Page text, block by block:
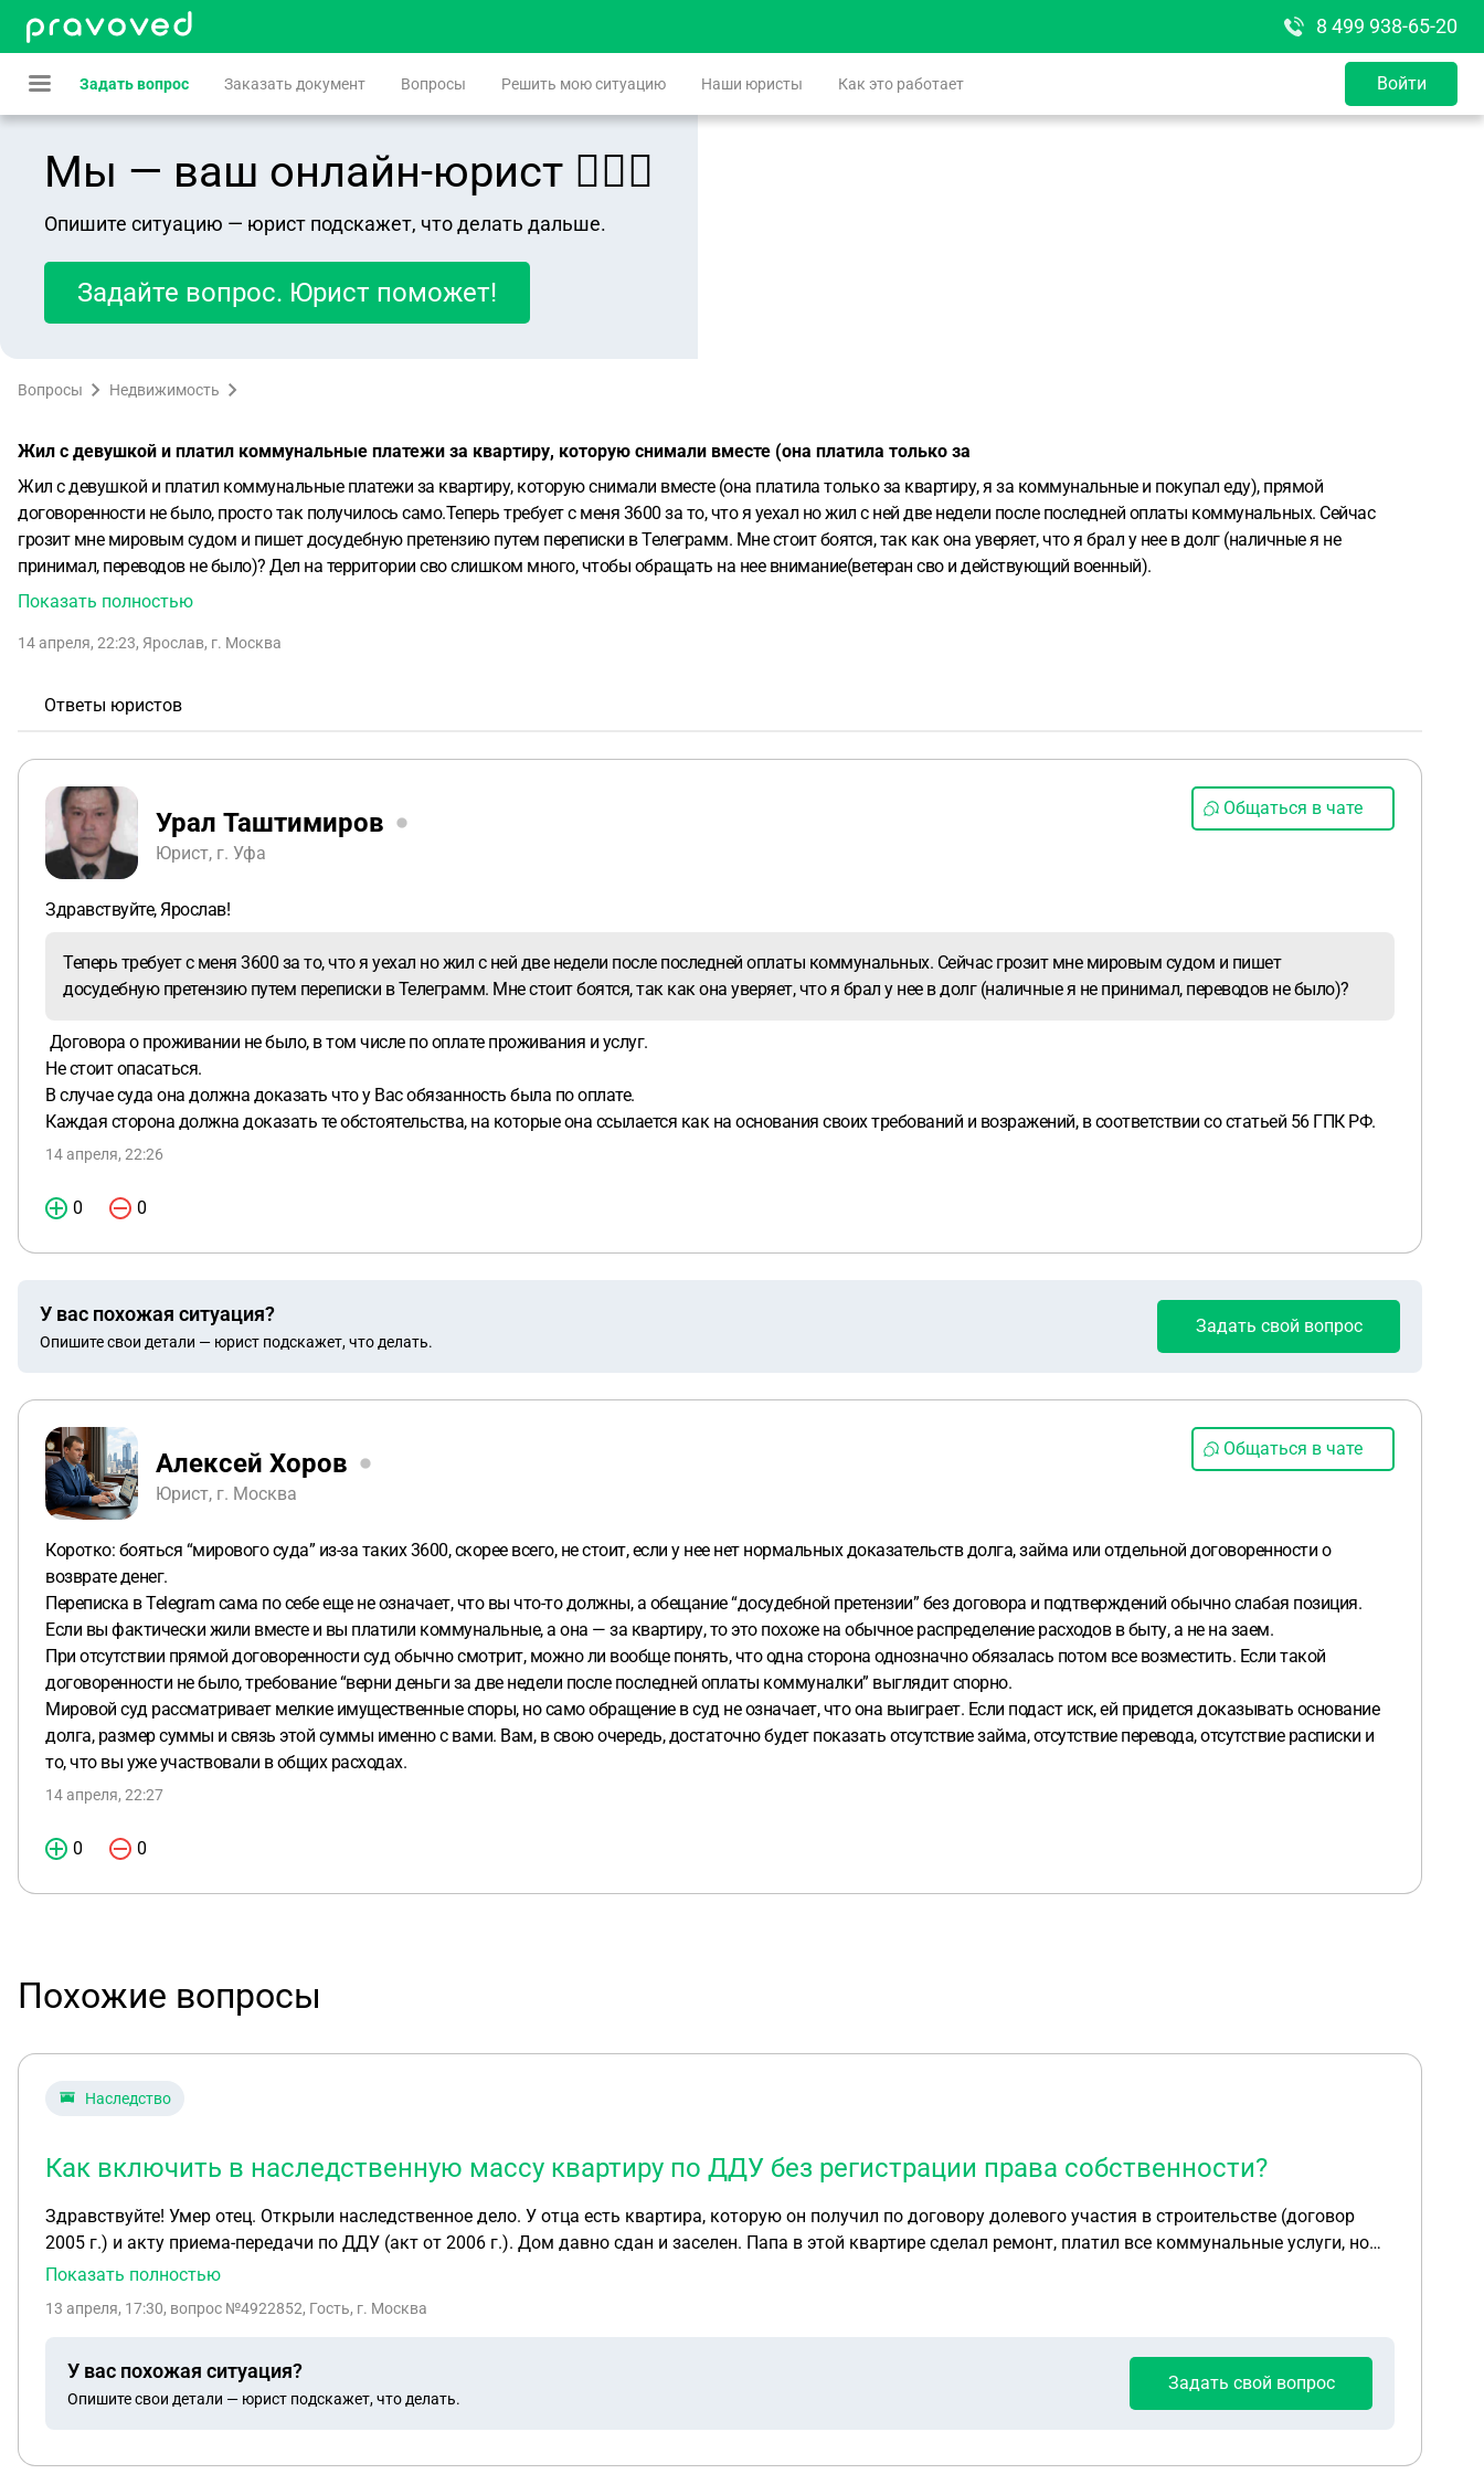
8 499 938-65-20
Задать вопрос Заказать документ Вопросы Решить мою ситуацию Наши юристы Как это работает Войти
Мы — ваш онлайн-юрист 👨🏻‍⚖️
Опишите ситуацию — юрист подскажет, что делать дальше.
Задайте вопрос. Юрист поможет!
Вопросы Недвижимость
Жил с девушкой и платил коммунальные платежи за квартиру, которую снимали вместе (она платила только за
Жил с девушкой и платил коммунальные платежи за квартиру, которую снимали вместе (она платила только за квартиру, я за коммунальные и покупал еду), прямой
договоренности не было, просто так получилось само.Теперь требует с меня 3600 за то, что я уехал но жил с ней две недели после последней оплаты коммунальных. Сейчас
грозит мне мировым судом и пишет досудебную претензию путем переписки в Телеграмм. Мне стоит боятся, так как она уверяет, что я брал у нее в долг (наличные я не
принимал, переводов не было)? Дел на территории сво слишком много, чтобы обращать на нее внимание(ветеран сво и действующий военный).
Показать полностью
14 апреля, 22:23, Ярослав, г. Москва
Ответы юристов
Урал Таштимиров
Юрист, г. Уфа
Общаться в чате
Здравствуйте, Ярослав!
Теперь требует с меня 3600 за то, что я уехал но жил с ней две недели после последней оплаты коммунальных. Сейчас грозит мне мировым судом и пишет
досудебную претензию путем переписки в Телеграмм. Мне стоит боятся, так как она уверяет, что я брал у нее в долг (наличные я не принимал, переводов не было)?
Договора о проживании не было, в том числе по оплате проживания и услуг.
Не стоит опасаться.
В случае суда она должна доказать что у Вас обязанность была по оплате.
Каждая сторона должна доказать те обстоятельства, на которые она ссылается как на основания своих требований и возражений, в соответствии со статьей 56 ГПК РФ.
14 апреля, 22:26
0 0
У вас похожая ситуация?
Опишите свои детали — юрист подскажет, что делать.
Задать свой вопрос
Алексей Хоров
Юрист, г. Москва
Общаться в чате
Коротко: бояться “мирового суда” из-за таких 3600, скорее всего, не стоит, если у нее нет нормальных доказательств долга, займа или отдельной договоренности о
возврате денег.
Переписка в Telegram сама по себе еще не означает, что вы что-то должны, а обещание “досудебной претензии” без договора и подтверждений обычно слабая позиция.
Если вы фактически жили вместе и вы платили коммунальные, а она — за квартиру, то это похоже на обычное распределение расходов в быту, а не на заем.
При отсутствии прямой договоренности суд обычно смотрит, можно ли вообще понять, что одна сторона однозначно обязалась потом все возместить. Если такой
договоренности не было, требование “верни деньги за две недели после последней оплаты коммуналки” выглядит спорно.
Мировой суд рассматривает мелкие имущественные споры, но само обращение в суд не означает, что она выиграет. Если подаст иск, ей придется доказывать основание
долга, размер суммы и связь этой суммы именно с вами. Вам, в свою очередь, достаточно будет показать отсутствие займа, отсутствие перевода, отсутствие расписки и
то, что вы уже участвовали в общих расходах.
14 апреля, 22:27
0 0
Похожие вопросы
Наследство
Как включить в наследственную массу квартиру по ДДУ без регистрации права собственности?
Здравствуйте! Умер отец. Открыли наследственное дело. У отца есть квартира, которую он получил по договору долевого участия в строительстве (договор
2005 г.) и акту приема-передачи по ДДУ (акт от 2006 г.). Дом давно сдан и заселен. Папа в этой квартире сделал ремонт, платил все коммунальные услуги, но
жил в ней периодически. В прошлом году от ТСЖ ему пришло сообщение, что нужно зарегистрировать собственность в Росреестре, а иначе квартира может
успел. На руках у нас сейчас есть только ДДУ в строительстве, акт приема-передачи по ДДУ и квитанции по оплате коммунальных услуг. Нотариус сказал, что
т.к. квартира не зарегистрирована. Верно ли это?
Показать полностью
13 апреля, 17:30, вопрос №4922852, Гость, г. Москва
У вас похожая ситуация?
Опишите свои детали — юрист подскажет, что делать.
Задать свой вопрос